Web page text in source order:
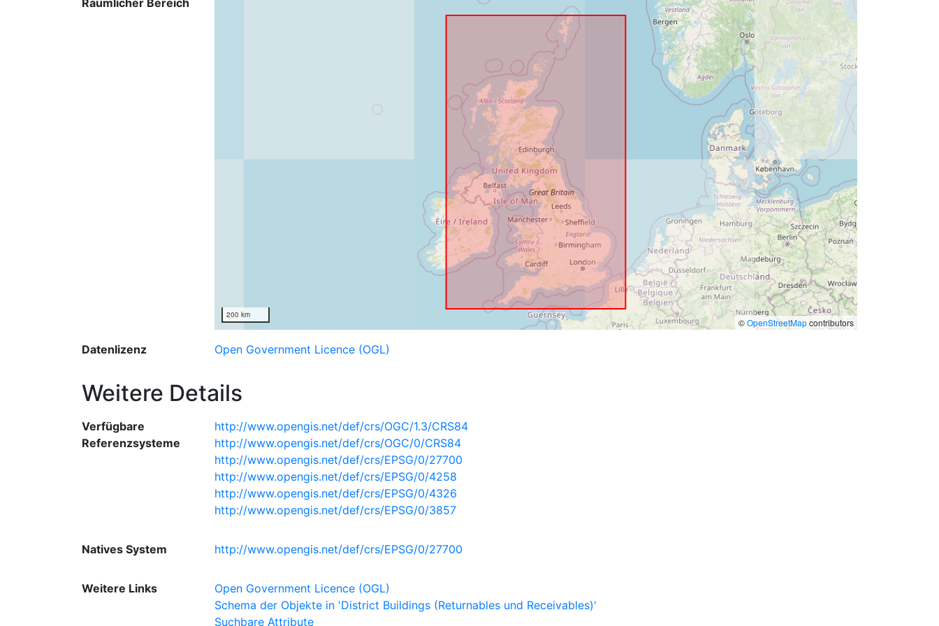
Räumlicher Bereich
200 km
©OpenStreetMapcontributors
Datenlizenz Open Government Licence (OGL)
Weitere Details
Verfügbare
Referenzsysteme
http://www.opengis.net/def/crs/OGC/1.3/CRS84
http://www.opengis.net/def/crs/OGC/0/CRS84
http://www.opengis.net/def/crs/EPSG/0/27700
http://www.opengis.net/def/crs/EPSG/0/4258
http://www.opengis.net/def/crs/EPSG/0/4326
http://www.opengis.net/def/crs/EPSG/0/3857
Natives System http://www.opengis.net/def/crs/EPSG/0/27700
Weitere Links
Open Government Licence (OGL)
Schema der Objekte in 'District Buildings (Returnables und Receivables)'
Suchbare Attribute